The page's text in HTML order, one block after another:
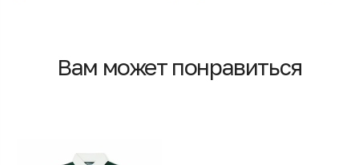
Вам может понравиться